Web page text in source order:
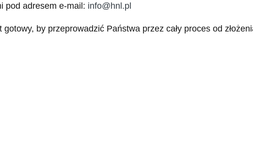
pod adresem e-mail: info@hnl.pl
by przeprowadzić Państwa przez cały proces od